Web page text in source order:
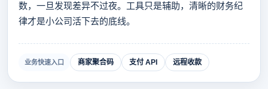
数，一旦发现差异不过夜。工具只是辅助，清晰的财务纪
律才是小公司活下去的底线。
业务快速入口 商家聚合码 支付 API 远程收款